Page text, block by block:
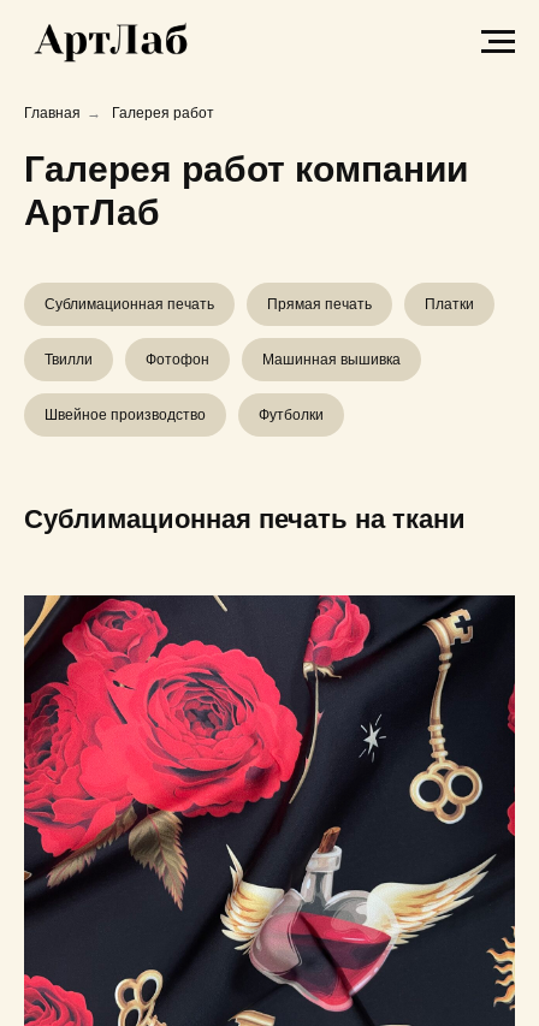
Главная → Галерея работ
Галерея работ компании
АртЛаб
Сублимационная печать Прямая печать Платки
Твилли Фотофон Машинная вышивка
Швейное производство Футболки
Сублимационная печать на ткани